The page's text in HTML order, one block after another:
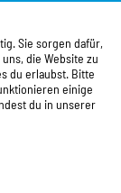
Sie sorgen dafür,
die Website zu
du erlaubst. Bitte
einige
du in unserer